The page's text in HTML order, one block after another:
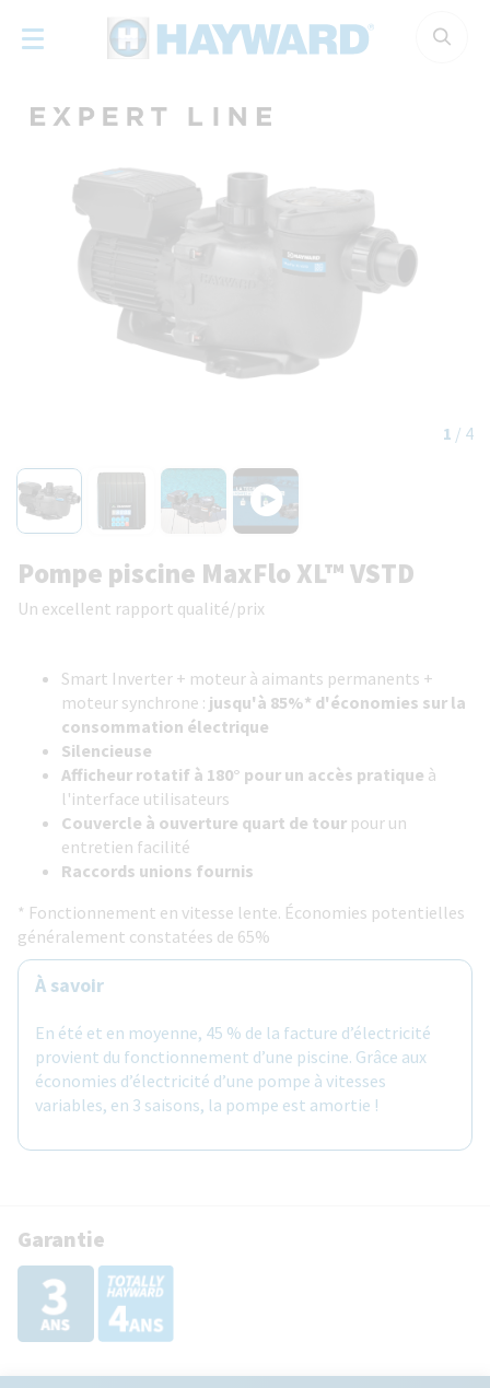
1 / 4
Pompe piscine MaxFlo XL™ VSTD
Un excellent rapport qualité/prix
Smart Inverter + moteur à aimants permanents +
moteur synchrone : jusqu'à 85%* d'économies sur la
consommation électrique
Silencieuse
Afficheur rotatif à 180° pour un accès pratique à
l'interface utilisateurs
Couvercle à ouverture quart de tour pour un
entretien facilité
Raccords unions fournis
* Fonctionnement en vitesse lente. Économies potentielles
généralement constatées de 65%
À savoir
En été et en moyenne, 45 % de la facture d’électricité
provient du fonctionnement d’une piscine. Grâce aux
économies d’électricité d’une pompe à vitesses
variables, en 3 saisons, la pompe est amortie !
Garantie